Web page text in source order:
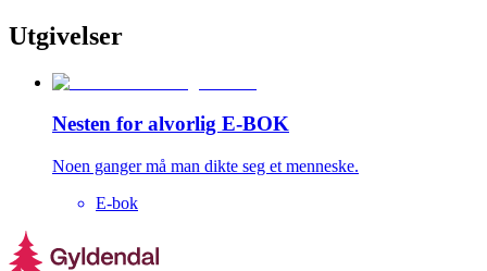
Utgivelser
Nesten for alvorlig E-BOK
Noen ganger må man dikte seg et menneske.
E-bok